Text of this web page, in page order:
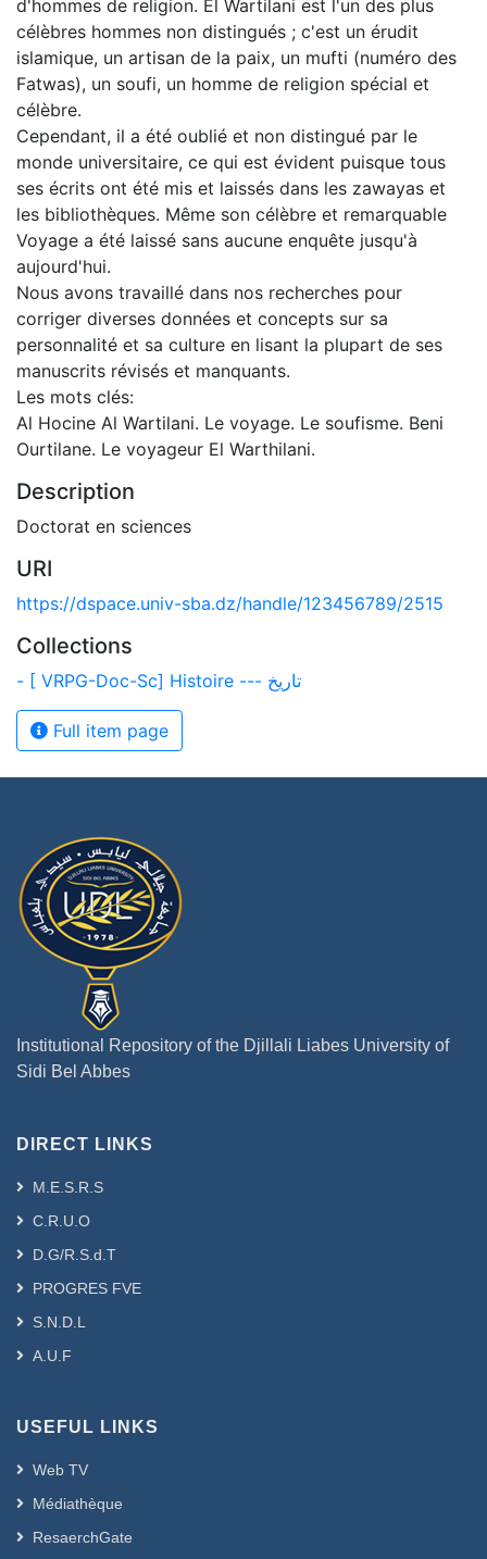
d'hommes de religion. El Wartilani est l'un des plus
célèbres hommes non distingués ; c'est un érudit
islamique, un artisan de la paix, un mufti (numéro des
Fatwas), un soufi, un homme de religion spécial et
célèbre.
Cependant, il a été oublié et non distingué par le
monde universitaire, ce qui est évident puisque tous
ses écrits ont été mis et laissés dans les zawayas et
les bibliothèques. Même son célèbre et remarquable
Voyage a été laissé sans aucune enquête jusqu'à
aujourd'hui.
Nous avons travaillé dans nos recherches pour
corriger diverses données et concepts sur sa
personnalité et sa culture en lisant la plupart de ses
manuscrits révisés et manquants.
Les mots clés:
Al Hocine Al Wartilani. Le voyage. Le soufisme. Beni
Ourtilane. Le voyageur El Warthilani.
Description
Doctorat en sciences
URI
https://dspace.univ-sba.dz/handle/123456789/2515
Collections
- [ VRPG-Doc-Sc] Histoire --- تاريخ
Full item page
Institutional Repository of the Djillali Liabes University of
Sidi Bel Abbes
DIRECT LINKS
M.E.S.R.S
C.R.U.O
D.G/R.S.d.T
PROGRES FVE
S.N.D.L
A.U.F
USEFUL LINKS
Web TV
Médiathèque
ResaerchGate